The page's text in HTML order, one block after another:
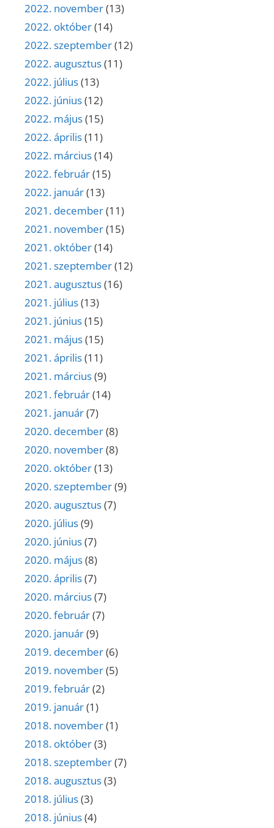
2022. november(13)
2022. október(14)
2022. szeptember(12)
2022. augusztus(11)
2022. július(13)
2022. június(12)
2022. május(15)
2022. április(11)
2022. március(14)
2022. február(15)
2022. január(13)
2021. december(11)
2021. november(15)
2021. október(14)
2021. szeptember(12)
2021. augusztus(16)
2021. július(13)
2021. június(15)
2021. május(15)
2021. április(11)
2021. március(9)
2021. február(14)
2021. január(7)
2020. december(8)
2020. november(8)
2020. október(13)
2020. szeptember(9)
2020. augusztus(7)
2020. július(9)
2020. június(7)
2020. május(8)
2020. április(7)
2020. március(7)
2020. február(7)
2020. január(9)
2019. december(6)
2019. november(5)
2019. február(2)
2019. január(1)
2018. november(1)
2018. október(3)
2018. szeptember(7)
2018. augusztus(3)
2018. július(3)
2018. június(4)